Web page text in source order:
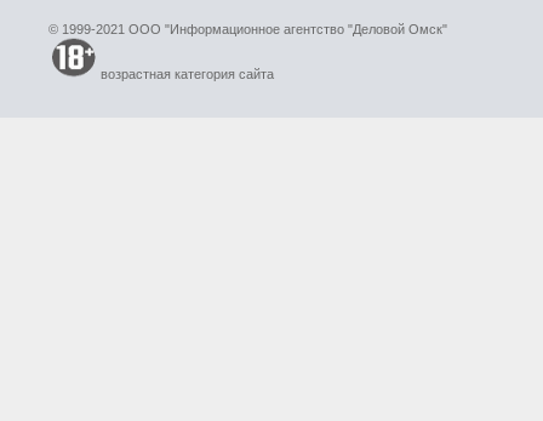
© 1999-2021 ООО "Информационное агентство "Деловой Омск"
возрастная категория сайта